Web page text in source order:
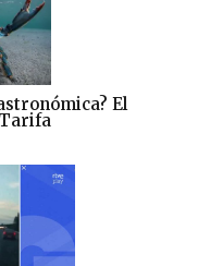
El